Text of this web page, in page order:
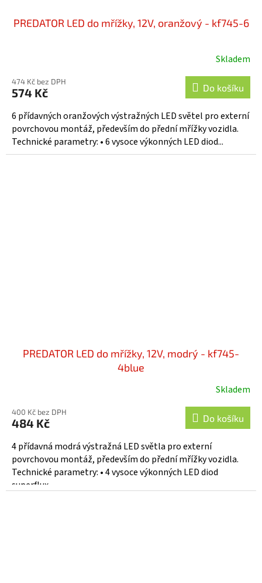
PREDATOR LED do mřížky, 12V, oranžový - kf745-6
Skladem
474 Kč bez DPH
574 Kč Do košíku
6 přídavných oranžových výstražných LED světel pro externí
povrchovou montáž, především do přední mřížky vozidla.
Technické parametry: • 6 vysoce výkonných LED diod...
PREDATOR LED do mřížky, 12V, modrý - kf745-
4blue
Skladem
400 Kč bez DPH
484 Kč Do košíku
4 přídavná modrá výstražná LED světla pro externí
povrchovou montáž, především do přední mřížky vozidla.
Technické parametry: • 4 vysoce výkonných LED diod
superflux...